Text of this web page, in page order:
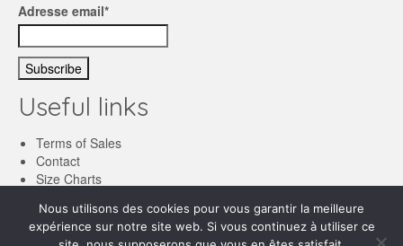
Adresse email*
Useful links
Terms of Sales
Contact
Size Charts
Français
Nous utilisons des cookies pour vous garantir la meilleure
expérience sur notre site web. Si vous continuez à utiliser ce